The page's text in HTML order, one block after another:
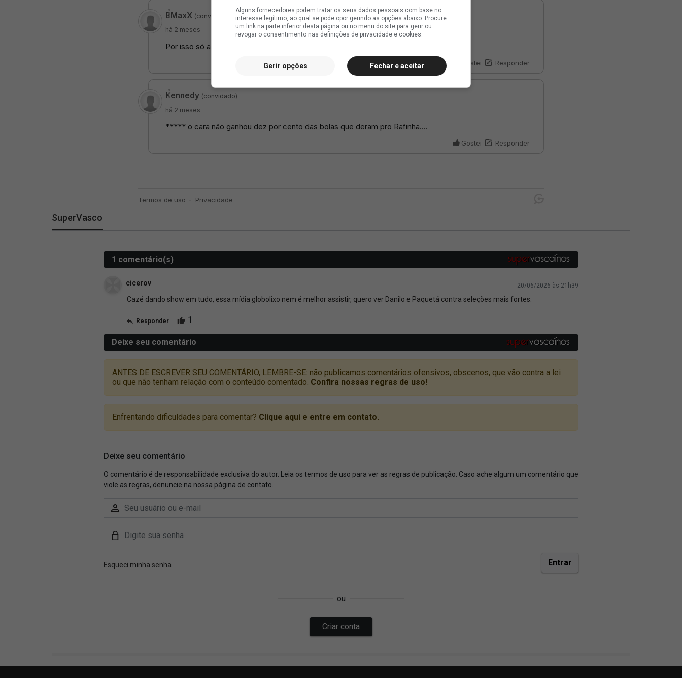
SuperVasco
Alguns fornecedores podem tratar os seus dados pessoais com base no
interesse legítimo, ao qual se pode opor gerindo as opções abaixo. Procure
um link na parte inferior desta página ou no menu do site para gerir ou
revogar o consentimento nas definições de privacidade e cookies.
Fechar e aceitar
Gerir opções